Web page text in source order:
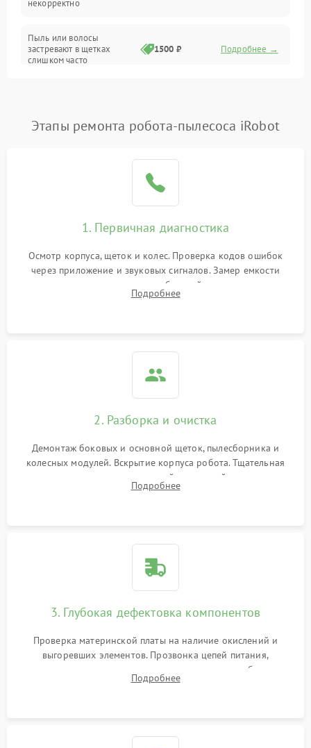
Программные сбои
некорректно
Пыль или волосы
застревают в щетках
слишком часто
1500 ₽ Подробнее →
Этапы ремонта робота-пылесоса iRobot
1. Первичная диагностика
Осмотр корпуса, щеток и колес. Проверка кодов ошибок
через приложение и звуковых сигналов. Замер емкости
аккумулятора и тестирование базовой станции зарядки.
Оценка работы лидара, бампера и датчиков падения для
Подробнее
2. Разборка и очистка
Демонтаж боковых и основной щеток, пылесборника и
колесных модулей. Вскрытие корпуса робота. Тщательная
очистка внутренних полостей, шестерней и плат от
скопившейся пыли, волос и шерсти животных с
Подробнее
3. Глубокая дефектовка компонентов
Проверка материнской платы на наличие окислений и
выгоревших элементов. Прозвонка цепей питания,
тестирование приводных моторов колес и турбины
всасывания. Оценка состояния оптических и инфракрасных
Подробнее